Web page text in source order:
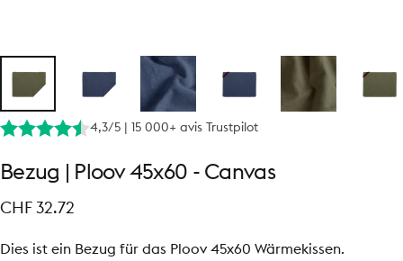
4,3/5 | 15 000+ avis Trustpilot
Bezug Ploov 45x60 - Canvas
CHF 32.72
Dies ist ein Bezug für das Ploov 45x60 Wärmekissen.